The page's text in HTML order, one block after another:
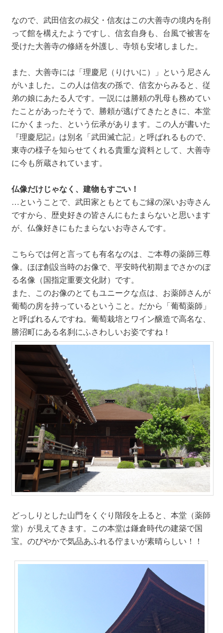
なので、武田信玄の叔父・信友はこの大善寺の境内を削
って館を構えたようですし、信玄自身も、台風で被害を
受けた大善寺の修繕を外護し、寺領も安堵しました。
また、大善寺には「理慶尼（りけいに）」という尼さん
がいました。この人は信友の孫で、信玄からみると、従
弟の娘にあたる人です。一説には勝頼の乳母も務めてい
たことがあったそうで、勝頼が逃げてきたときに、本堂
にかくまった、という伝承があります。この人が書いた
『理慶尼記』は別名「武田滅亡記」と呼ばれるもので、
東寺の様子を知らせてくれる貴重な資料として、大善寺
に今も所蔵されています。
仏像だけじゃなく、建物もすごい！
…ということで、武田家ともとてもご縁の深いお寺さん
ですから、歴史好きの皆さんにもたまらないと思います
が、仏像好きにもたまらないお寺さんです。
こちらでは何と言っても有名なのは、ご本尊の薬師三尊
像。ほぼ創設当時のお像で、平安時代初期までさかのぼ
る名像（国指定重要文化財）です。
また、このお像のとてもユニークな点は、お薬師さんが
葡萄の房を持っているということ。だから「葡萄薬師」
と呼ばれるんですね。葡萄栽培とワイン醸造で高名な、
勝沼町にある名刹にふさわしいお姿ですね！
どっしりとした山門をくぐり階段を上ると、本堂（薬師
堂）が見えてきます。この本堂は鎌倉時代の建築で国
宝。のびやかで気品あふれる佇まいが素晴らしい！！